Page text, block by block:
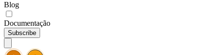
Blog
Documentação
Subscribe